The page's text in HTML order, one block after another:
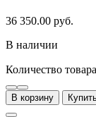
36 350.00 руб.
В наличии
Количество
В корзину